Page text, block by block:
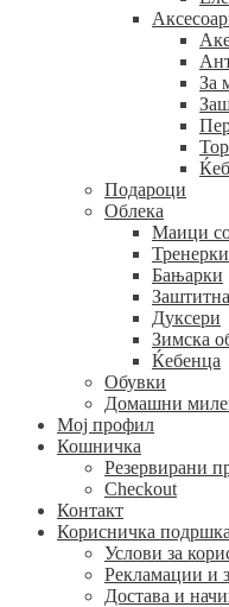
За
Подароци
Облека
Маици
Тренерки
Бањарки
Дуксери
Зимска
Ќебенца
Обувки
Домашни
Мој профил
Кошничка
Резервирани
Checkout
Контакт
Корисничка подршка
Услови за
Рекламации и
Достава и